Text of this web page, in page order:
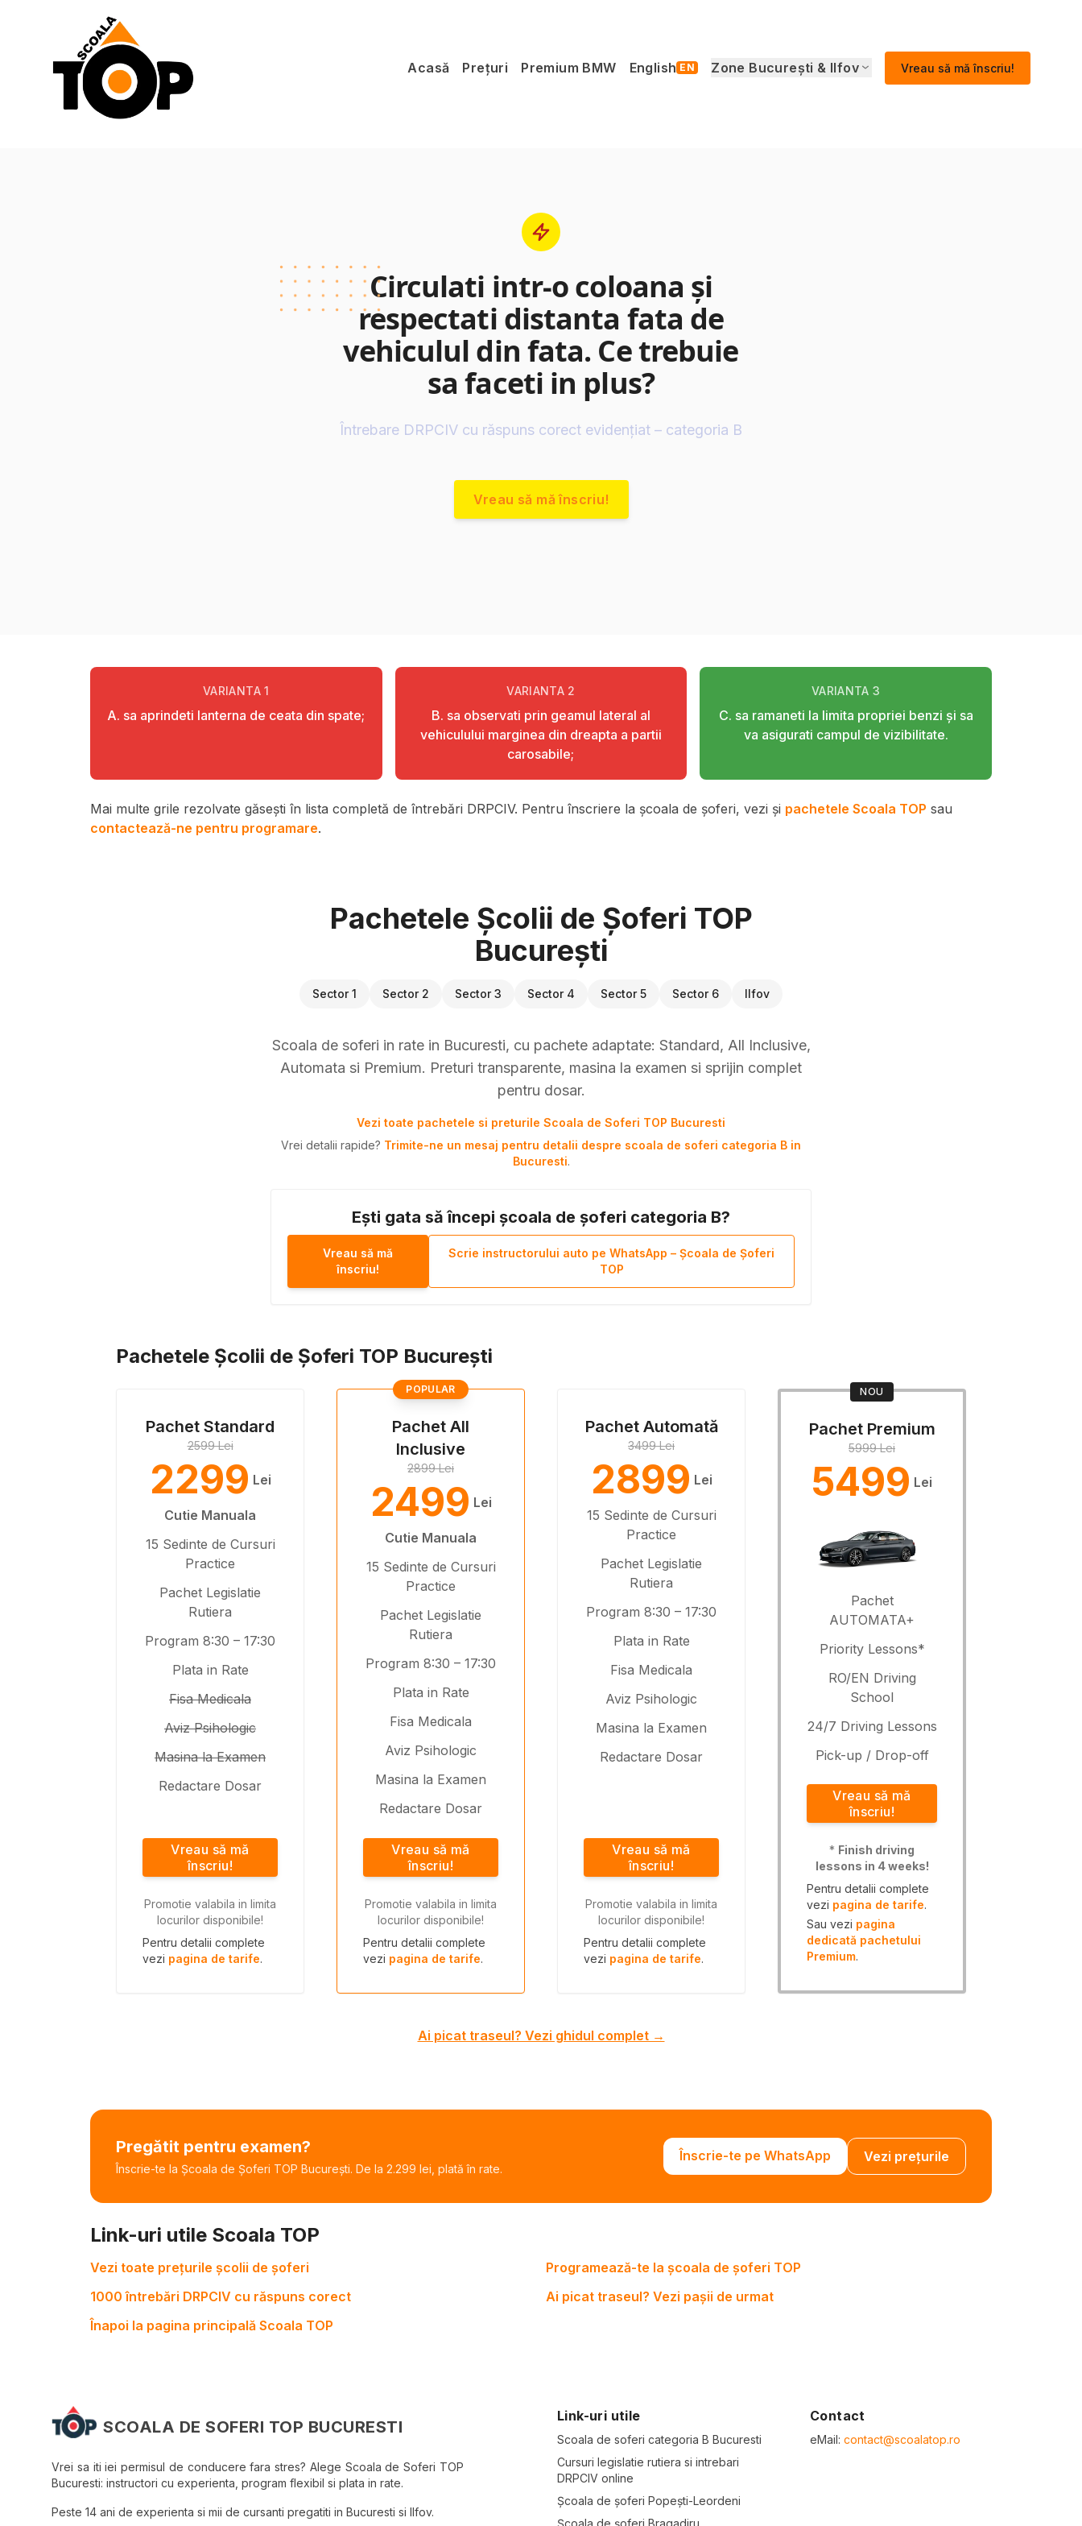
Scoala de Soferi TOP navigation
Acasă Prețuri Premium BMW English EN Zone București & Ilfov Vreau să mă înscriu!
Circulati intr-o coloana şi
respectati distanta fata de
vehiculul din fata. Ce trebuie
sa faceti in plus?
Întrebare DRPCIV cu răspuns corect evidențiat – categoria B
Vreau să mă înscriu!
VARIANTA1
A. sa aprindeti lanterna de ceata din spate;
VARIANTA 2
B. sa observati prin geamul lateral al
vehiculului marginea din dreapta a partii
carosabile;
VARIANTA3
C. sa ramaneti la limita propriei benzi şi sa
va asigurati campul de vizibilitate.
Mai multe grile rezolvate găsești în lista completă de întrebări DRPCIV. Pentru înscriere la școala de șoferi, vezi și pachetele Scoala TOP sau
contactează-ne pentru programare.
Pachetele Școlii de Șoferi TOP
București
Sector 1 Sector 2 Sector 3 Sector 4 Sector 5 Sector 6 Ilfov
Scoala de soferi in rate in Bucuresti, cu pachete adaptate: Standard, All Inclusive,
Automata si Premium. Preturi transparente, masina la examen si sprijin complet
pentru dosar.
Vezi toate pachetele si preturile Scoala de Soferi TOP Bucuresti
Vrei detalii rapide? Trimite-ne un mesaj pentru detalii despre scoala de soferi categoria B in
Bucuresti.
Ești gata să începi școala de șoferi categoria B?
Vreau să mă
înscriu!
Scrie instructorului auto pe WhatsApp – Școala de Șoferi
TOP
Pachetele Școlii de Șoferi TOP București
Pachet Standard
2599 Lei
2299 Lei
Cutie Manuala
15 Sedinte de Cursuri
Practice
Pachet Legislatie
Rutiera
Program 8:30 – 17:30
Plata in Rate
Fisa Medicala
Aviz Psihologic
Masina la Examen
Redactare Dosar
Vreau să mă
înscriu!
Promotie valabila in limita
locurilor disponibile!
Pentru detalii complete
vezi pagina de tarife.
POPULAR
Pachet All
Inclusive
2899 Lei
2499 Lei
Cutie Manuala
15 Sedinte de Cursuri
Practice
Pachet Legislatie
Rutiera
Program 8:30 – 17:30
Plata in Rate
Fisa Medicala
Aviz Psihologic
Masina la Examen
Redactare Dosar
Vreau să mă
înscriu!
Promotie valabila in limita
locurilor disponibile!
Pentru detalii complete
vezi pagina de tarife.
Pachet Automată
3499 Lei
2899 Lei
15 Sedinte de Cursuri
Practice
Pachet Legislatie
Rutiera
Program 8:30 – 17:30
Plata in Rate
Fisa Medicala
Aviz Psihologic
Masina la Examen
Redactare Dosar
Vreau să mă
înscriu!
Promotie valabila in limita
locurilor disponibile!
Pentru detalii complete
vezi pagina de tarife.
NOU
Pachet Premium
5999 Lei
5499 Lei
Pachet
AUTOMATA+
Priority Lessons*
RO/EN Driving
School
24/7 Driving Lessons
Pick-up / Drop-off
Vreau să mă
înscriu!
* Finish driving
lessons in 4 weeks!
Pentru detalii complete
vezi pagina de tarife.
Sau vezi pagina
dedicată pachetului
Premium.
Ai picat traseul? Vezi ghidul complet →
Pregătit pentru examen?
Înscrie-te la Școala de Șoferi TOP București. De la 2.299 lei, plată în rate.
Înscrie-te pe WhatsApp Vezi prețurile
Link-uri utile Scoala TOP
Vezi toate prețurile școlii de șoferi
Programează-te la școala de șoferi TOP
1000 întrebări DRPCIV cu răspuns corect
Ai picat traseul? Vezi pașii de urmat
Înapoi la pagina principală Scoala TOP
SCOALA DE SOFERI TOP BUCURESTI
Vrei sa iti iei permisul de conducere fara stres? Alege Scoala de Soferi TOP
Bucuresti: instructori cu experienta, program flexibil si plata in rate.
Peste 14 ani de experienta si mii de cursanti pregatiti in Bucuresti si Ilfov.
Link-uri utile
Scoala de soferi categoria B Bucuresti
Cursuri legislatie rutiera si intrebari
DRPCIV online
Școala de șoferi Popești-Leordeni
Contact
eMail: contact@scoalatop.ro